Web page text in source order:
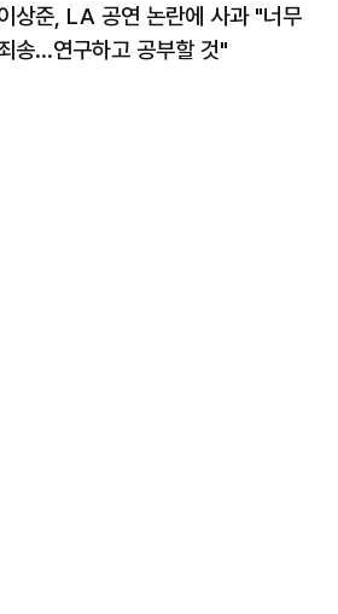
상준, LA 공연 논란에 사과 "너무
송…연구하고 공부할 것"